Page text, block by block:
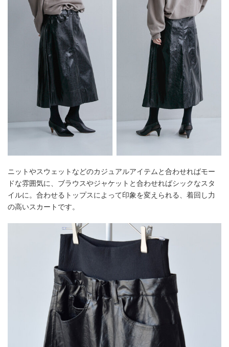
ニットやスウェットなどのカジュアルアイテムと合わせればモー
ドな雰囲気に、ブラウスやジャケットと合わせればシックなスタ
イルに。合わせるトップスによって印象を変えられる、着回し力
の高いスカートです。